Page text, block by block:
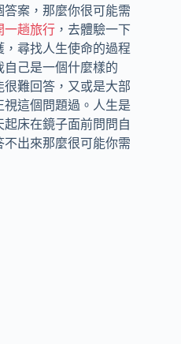
案，那麼你很可能需
一趟旅行 ，去體驗一下
尋找人生使命的過程
己是一個什麼樣的
難回答，又或是大部
這個問題過。人生是
床在鏡子面前問問自
出來那麼很可能你需